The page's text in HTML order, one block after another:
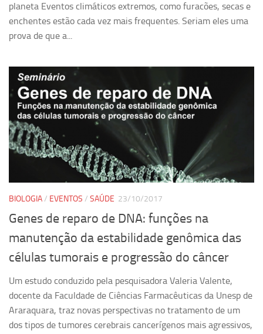
planeta Eventos climáticos extremos, como furacões, secas e
enchentes estão cada vez mais frequentes. Seriam eles uma
prova de que a...
BIOLOGIA/ EVENTOS / SAÚDE 23/10/2017
Genes de reparo de DNA: funções na
manutenção da estabilidade genômica das
células tumorais e progressão do câncer
Um estudo conduzido pela pesquisadora Valeria Valente,
docente da Faculdade de Ciências Farmacêuticas da Unesp de
Araraquara, traz novas perspectivas no tratamento de um
dos tipos de tumores cerebrais cancerígenos mais agressivos,